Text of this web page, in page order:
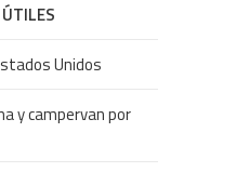
Unidos
y campervan por